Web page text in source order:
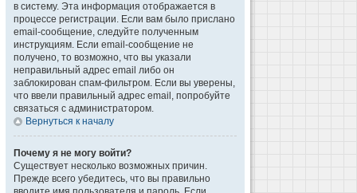
в систему. Эта информация отображается в
процессе регистрации. Если вам было прислано
email-сообщение, следуйте полученным
инструкциям. Если email-сообщение не
получено, то возможно, что вы указали
неправильный адрес email либо он
заблокирован спам-фильтром. Если вы уверены,
что ввели правильный адрес email, попробуйте
связаться с администратором.
Вернуться к началу
Почему я не могу войти?
Существует несколько возможных причин.
Прежде всего убедитесь, что вы правильно